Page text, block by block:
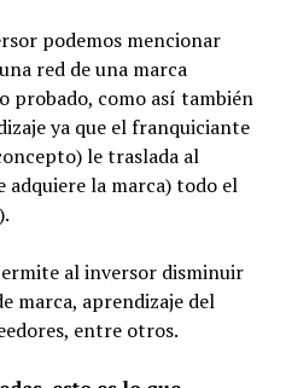
podemos mencionar
red de una marca
probado, como así también
ya que el franquiciante
le traslada al
la marca) todo el
al inversor disminuir
marca, aprendizaje del
entre otros.